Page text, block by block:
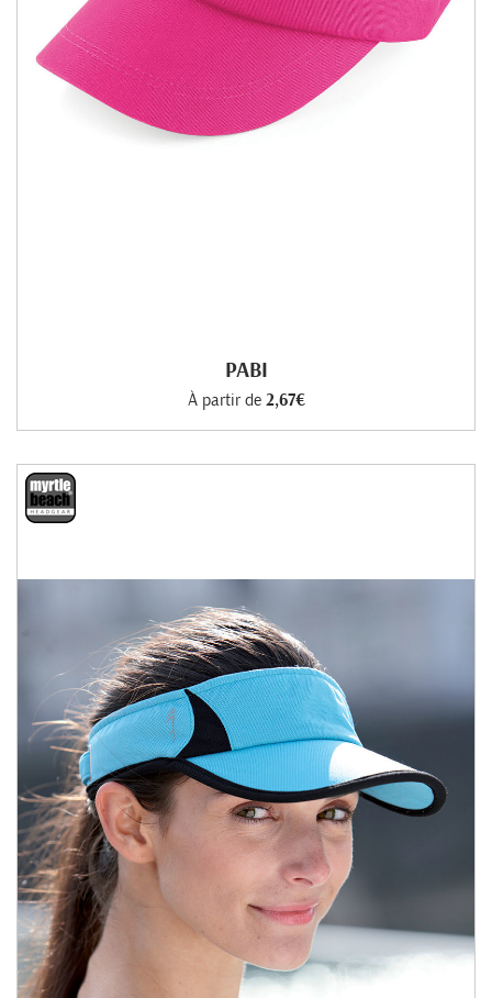
PABI
À partir de 2,67€